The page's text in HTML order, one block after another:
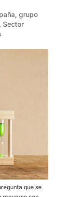
, grupo
, Sector
que se